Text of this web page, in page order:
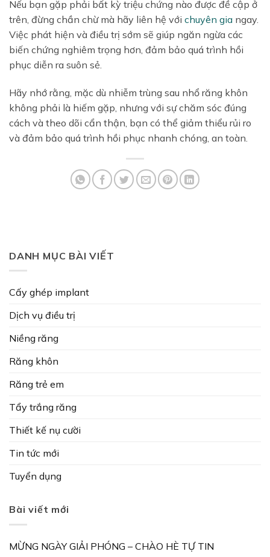
Nếu bạn gặp phải bất kỳ triệu chứng nào được đề cập ở
trên, đừng chần chừ mà hãy liên hệ với chuyên gia ngay.
Việc phát hiện và điều trị sớm sẽ giúp ngăn ngừa các
biến chứng nghiêm trọng hơn, đảm bảo quá trình hồi
phục diễn ra suôn sẻ.
Hãy nhớ rằng, mặc dù nhiễm trùng sau nhổ răng khôn
không phải là hiếm gặp, nhưng với sự chăm sóc đúng
cách và theo dõi cẩn thận, bạn có thể giảm thiểu rủi ro
và đảm bảo quá trình hồi phục nhanh chóng, an toàn.
DANH MỤC BÀI VIẾT
Cấy ghép implant
Dịch vụ điều trị
Niềng răng
Răng khôn
Răng trẻ em
Tẩy trắng răng
Thiết kế nụ cười
Tin tức mới
Tuyển dụng
Bài viết mới
MỪNG NGÀY GIẢI PHÓNG – CHÀO HÈ TỰ TIN